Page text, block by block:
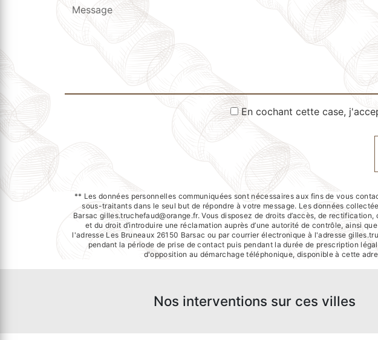
En cochant cette case,
** Les données personnelles communiquées sont nécessaires aux fins de vous
sous-traitants dans le seul but de répondre à votre message. Les données
Barsac gilles.truchefaud@orange.fr. Vous disposez de droits d’accès, de
et du droit d’introduire une réclamation auprès d’une autorité de contrôle, ainsi
l'adresse Les Bruneaux 26150 Barsac ou par courrier électronique à l'adresse
pendant la période de prise de contact puis pendant la durée de prescription
d'opposition au démarchage téléphonique, disponible à cette
Nos interventions sur ces villes